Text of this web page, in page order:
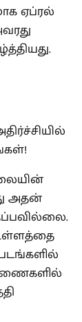
ஏப்ரல்
அதன்